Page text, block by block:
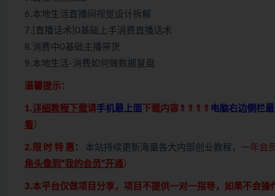
6.本地生活直播间视觉设计拆解
7.[直播话术]0基础上手消费直播话术
8.消费中0基础主播带货
9.本地生活-消费如何做数据复盘
温馨提示：
1.详细教程下载请手机最上面 下载内容⇑⇑⇑⇑ 电脑右边侧栏最
看）
2.限 时 特 惠 ： 本站持续更新海量各大内部创业教程， 一年会
角头像到“我的会员”开通）
3.本平台仅做项目分享，项目不提供一对一指导，如果不会